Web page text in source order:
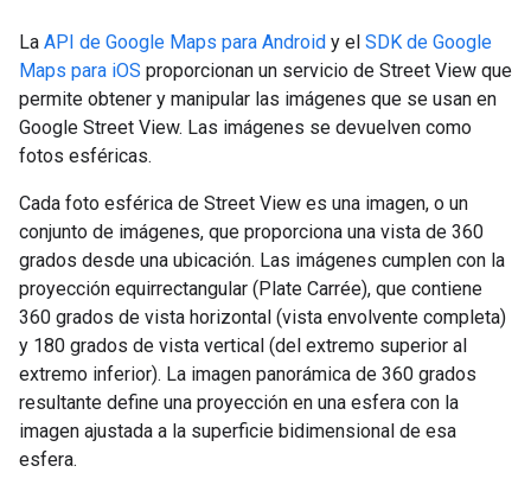
La API de Google Maps para Android y el SDK de Google
Maps para iOS proporcionan un servicio de Street View que
permite obtener y manipular las imágenes que se usan en
Google Street View. Las imágenes se devuelven como
fotos esféricas.
Cada foto esférica de Street View es una imagen, o un
conjunto de imágenes, que proporciona una vista de 360
grados desde una ubicación. Las imágenes cumplen con la
proyección equirrectangular (Plate Carrée), que contiene
360 grados de vista horizontal (vista envolvente completa)
y 180 grados de vista vertical (del extremo superior al
extremo inferior). La imagen panorámica de 360 grados
resultante define una proyección en una esfera con la
imagen ajustada a la superficie bidimensional de esa
esfera.